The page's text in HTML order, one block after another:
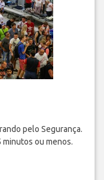
pelo Segurança.
minutos ou menos.